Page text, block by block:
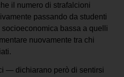
il numero di strafalcioni
passando da studenti
bassa a quelli
nuovamente tra chi
— dichiarano però di sentirsi